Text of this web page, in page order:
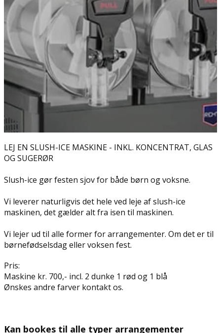
LEJ EN SLUSH-ICE MASKINE - INKL. KONCENTRAT, GLAS
OG SUGERØR
Slush-ice gør festen sjov for både børn og voksne.
Vi leverer naturligvis det hele ved leje af slush-ice
maskinen, det gælder alt fra isen til maskinen.
Vi lejer ud til alle former for arrangementer. Om det er til
børnefødselsdag eller voksen fest.
Pris:
Maskine kr. 700,- incl. 2 dunke 1 rød og 1 blå
Ønskes andre farver kontakt os.
Kan bookes til alle typer arrangementer